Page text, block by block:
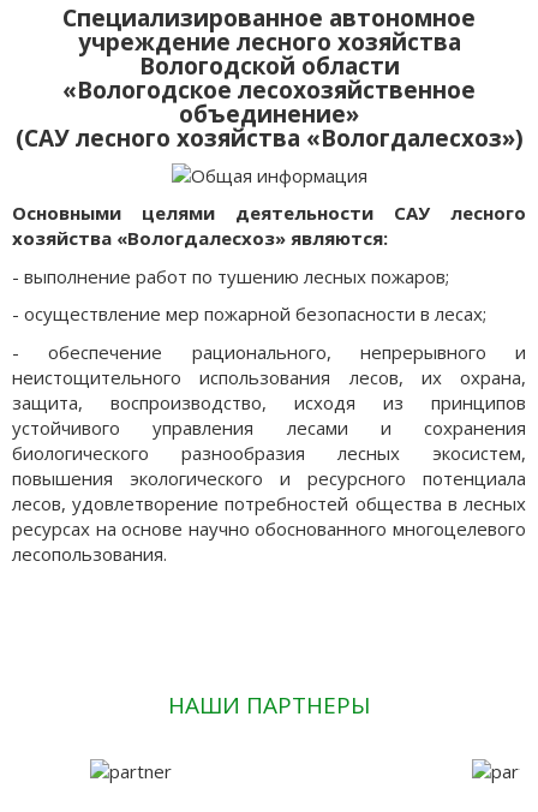
Специализированное автономное
учреждение лесного хозяйства
Вологодской области
«Вологодское лесохозяйственное
объединение»
(САУ лесного хозяйства «Вологдалесхоз»)
Основными целями деятельности САУ лесного
хозяйства «Вологдалесхоз» являются:
- выполнение работ по тушению лесных пожаров;
- осуществление мер пожарной безопасности в лесах;
- обеспечение рационального, непрерывного и
неистощительного использования лесов, их охрана,
защита, воспроизводство, исходя из принципов
устойчивого управления лесами и сохранения
биологического разнообразия лесных экосистем,
повышения экологического и ресурсного потенциала
лесов, удовлетворение потребностей общества в лесных
ресурсах на основе научно обоснованного многоцелевого
лесопользования.
НАШИ ПАРТНЕРЫ